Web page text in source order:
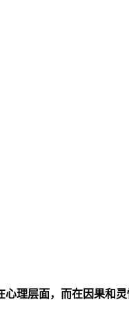
心理层面，而在因果和